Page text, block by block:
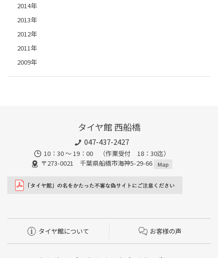
2014年
2013年
2012年
2011年
2009年
タイヤ館 西船橋
047-437-2427
10：30 ～ 19：00 （作業受付 18：30迄）
〒273-0021 千葉県船橋市海神5-29-66
Map
タイヤ館について お客様の声